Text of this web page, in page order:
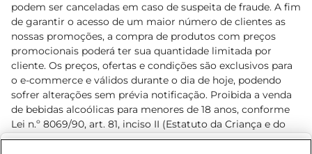
podem ser canceladas em caso de suspeita de fraude. A fim
de garantir o acesso de um maior número de clientes as
nossas promoções, a compra de produtos com preços
promocionais poderá ter sua quantidade limitada por
cliente. Os preços, ofertas e condições são exclusivos para
o e-commerce e válidos durante o dia de hoje, podendo
sofrer alterações sem prévia notificação. Proibida a venda
de bebidas alcoólicas para menores de 18 anos, conforme
Lei n.º 8069/90, art. 81, inciso II (Estatuto da Criança e do
Adolescente). Preços e condições exclusivos para o